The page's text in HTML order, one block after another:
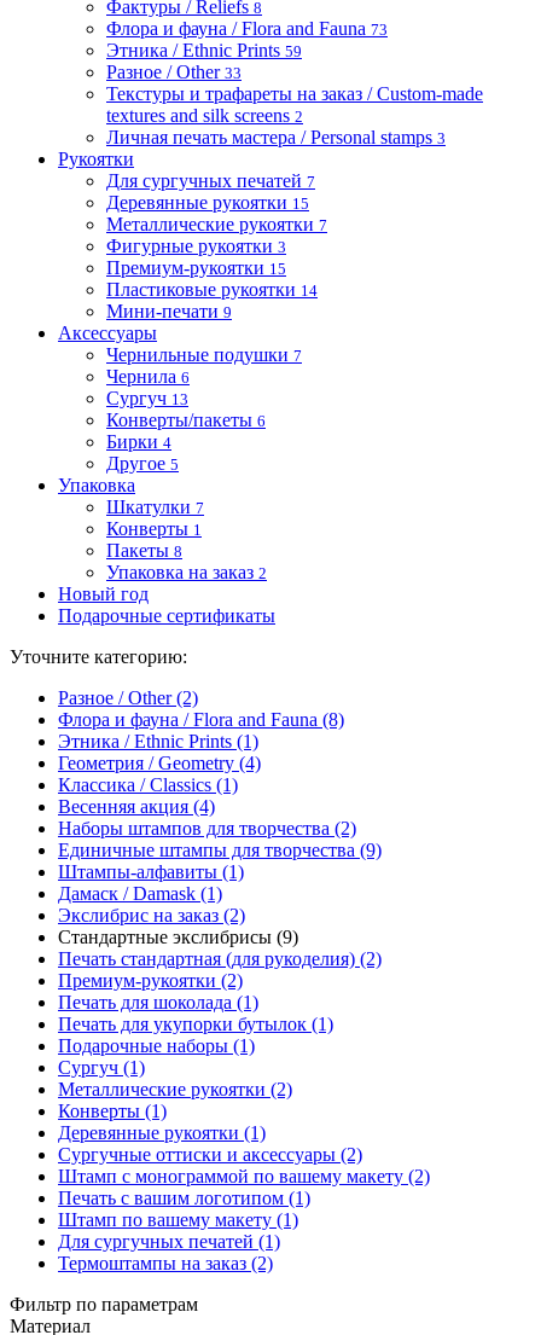
Фактуры / Reliefs 8
Флора и фауна / Flora and Fauna 73
Этника / Ethnic Prints 59
Разное / Other 33
Текстуры и трафареты на заказ / Custom-made
textures and silk screens 2
Личная печать мастера / Personal stamps 3
Рукоятки
Для сургучных печатей 7
Деревянные рукоятки 15
Металлические рукоятки 7
Фигурные рукоятки 3
Премиум-рукоятки 15
Пластиковые рукоятки 14
Мини-печати 9
Аксессуары
Чернильные подушки 7
Чернила 6
Сургуч 13
Конверты/пакеты 6
Бирки 4
Другое 5
Упаковка
Шкатулки 7
Конверты 1
Пакеты 8
Упаковка на заказ 2
Новый год
Подарочные сертификаты
Уточните категорию:
Разное / Other (2)
Флора и фауна / Flora and Fauna (8)
Этника / Ethnic Prints (1)
Геометрия / Geometry (4)
Классика / Classics (1)
Весенняя акция (4)
Наборы штампов для творчества (2)
Единичные штампы для творчества (9)
Штампы-алфавиты (1)
Дамаск / Damask (1)
Экслибрис на заказ (2)
Стандартные экслибрисы (9)
Печать стандартная (для рукоделия) (2)
Премиум-рукоятки (2)
Печать для шоколада (1)
Печать для укупорки бутылок (1)
Подарочные наборы (1)
Сургуч (1)
Металлические рукоятки (2)
Конверты (1)
Деревянные рукоятки (1)
Сургучные оттиски и аксессуары (2)
Штамп с монограммой по вашему макету (2)
Печать с вашим логотипом (1)
Штамп по вашему макету (1)
Для сургучных печатей (1)
Термоштампы на заказ (2)
Фильтр по параметрам
Материал